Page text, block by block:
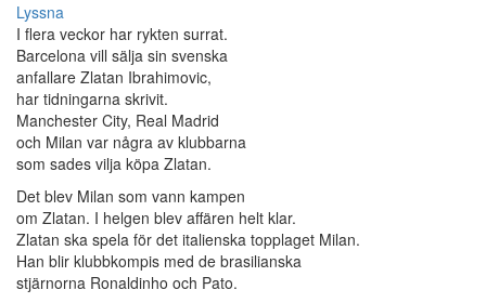
Lyssna
I flera veckor har rykten surrat.
Barcelona vill sälja sin svenska
anfallare Zlatan Ibrahimovic,
har tidningarna skrivit.
Manchester City, Real Madrid
och Milan var några av klubbarna
som sades vilja köpa Zlatan.
Det blev Milan som vann kampen
om Zlatan. I helgen blev affären helt klar.
Zlatan ska spela för det italienska topplaget Milan.
Han blir klubbkompis med de brasilianska
stjärnorna Ronaldinho och Pato.